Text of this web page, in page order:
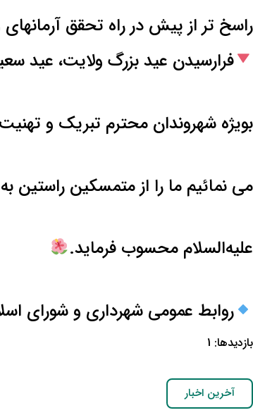
راسخ تر از پیش در راه تحقق
فرارسیدن عید بزرگ ولایت، عید
بویژه شهروندان محترم تبریک و
می نمائیم ما را از متمسکین راستین
علیه‌السلام محسوب فرماید.
روابط عمومی شهرداری و شورای
بازدیدها: 1
آخرین اخبار